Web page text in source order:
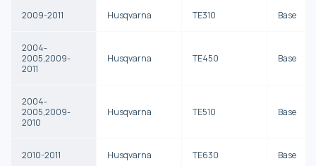
2009-2011 Husqvarna TE310 Base
2004-
2005,2009-
2011
Husqvarna TE450 Base
2004-
2005,2009-
2010
Husqvarna TE510 Base
2010-2011 Husqvarna TE630 Base